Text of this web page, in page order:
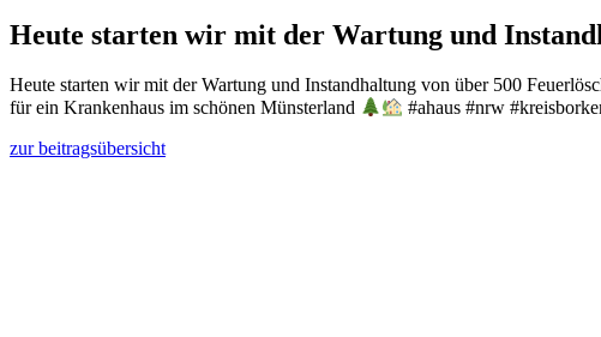
Heute starten wir mit der Wartung und
Heute starten wir mit der Wartung und Instandhaltung von über 500
für ein Krankenhaus im schönen Münsterland
#ahaus #nrw
zur beitragsübersicht